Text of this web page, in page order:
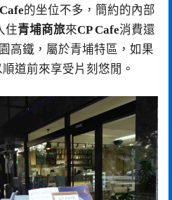
的坐位不多，簡約的內部
住青埔商旅來CP Cafe消費還
高鐵，屬於青埔特區，如果
道前來享受片刻悠閒。